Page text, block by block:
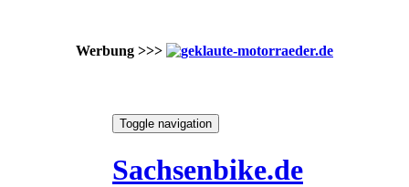
Werbung >>>
Toggle navigation
Sachsenbike.de